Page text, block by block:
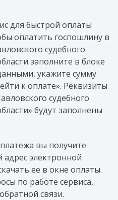
для быстрой оплаты
оплатить госпошлину в
судебного
заполните в блоке
укажите сумму
к оплате». Реквизиты
судебного
будут заполнены
вы получите
электронной
ее в окне оплаты.
по работе сервиса,
связи.